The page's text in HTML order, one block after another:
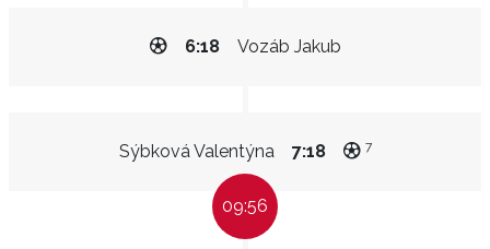
Vozáb Jakub
6:18
Sýbková Valentýna 7:18 7
09:56